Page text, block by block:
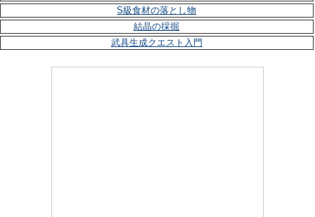
S級食材の落とし物
結晶の採掘
武具生成クエスト入門